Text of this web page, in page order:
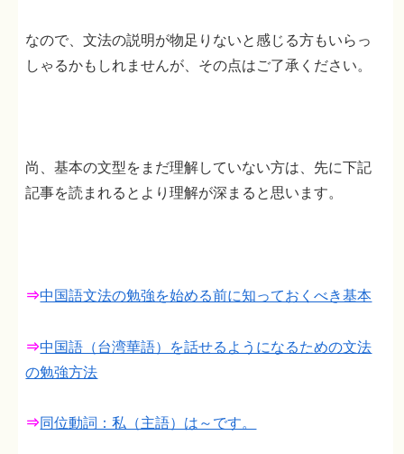
なので、文法の説明が物足りないと感じる方もいらっ
しゃるかもしれませんが、その点はご了承ください。
尚、基本の文型をまだ理解していない方は、先に下記
記事を読まれるとより理解が深まると思います。
⇒中国語文法の勉強を始める前に知っておくべき基本
⇒中国語（台湾華語）を話せるようになるための文法
の勉強方法
⇒同位動詞：私（主語）は～です。